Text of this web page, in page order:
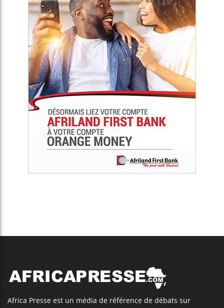
Africa Presse est un média de référence de débats sur